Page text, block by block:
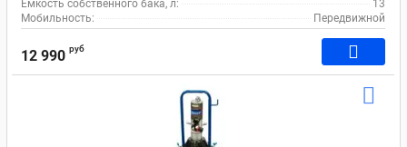
Емкость собственного бака, л:
13
Мобильность:
Передвижной
12 990 руб